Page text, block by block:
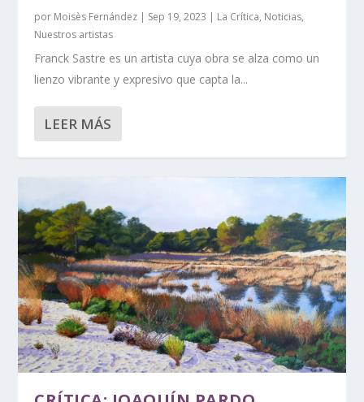
por Moisès Fernández | Sep 19, 2023 | La Crítica, Noticias,
Nuestros artistas
Franck Sastre es un artista cuya obra se alza como un
lienzo vibrante y expresivo que capta la...
LEER MÁS